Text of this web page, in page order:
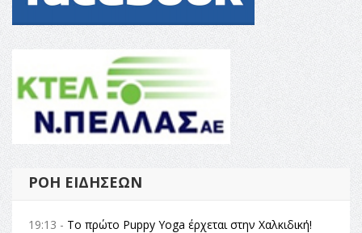
ΡΟΉ ΕΙΔΉΣΕΩΝ
19:13 - Το πρώτο Puppy Yoga έρχεται στην Χαλκιδική!